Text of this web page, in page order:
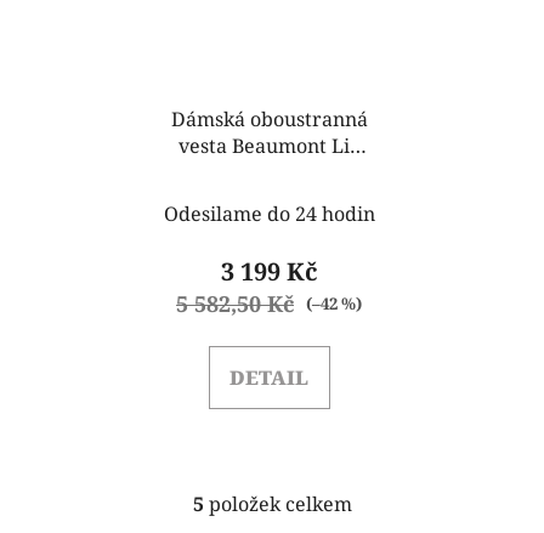
Dámská oboustranná
vesta Beaumont Liv
Odesilame do 24 hodin
3 199 Kč
5 582,50 Kč (–42 %)
DETAIL
O
5 položek celkem